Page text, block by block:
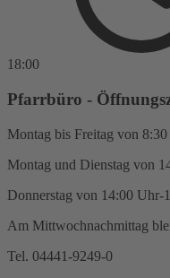
18:00
Pfarrbüro -
Montag bis Freitag von
Montag und Dienstag von
Donnerstag von 14:00 Uhr-
Am Mittwochnachmittag
Tel. 04441-9249-0